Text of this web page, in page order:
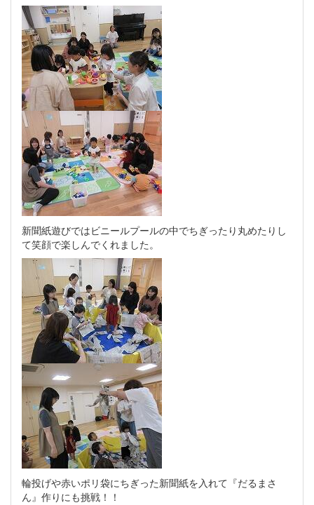
新聞紙遊びではビニールプールの中でちぎったり丸めたりし
て笑顔で楽しんでくれました。
輪投げや赤いポリ袋にちぎった新聞紙を入れて『だるまさ
ん』作りにも挑戦！！